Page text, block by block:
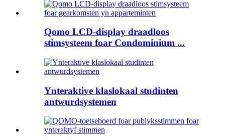
Qomo LCD-display draadloos
stimsysteem foar Condominium ...
Ynteraktive klaslokaal studinten
antwurdsystemen